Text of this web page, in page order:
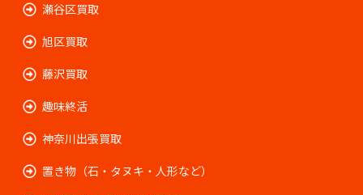
瀬谷区買取
旭区買取
藤沢買取
趣味終活
神奈川出張買取
置き物（石・タヌキ・人形など）